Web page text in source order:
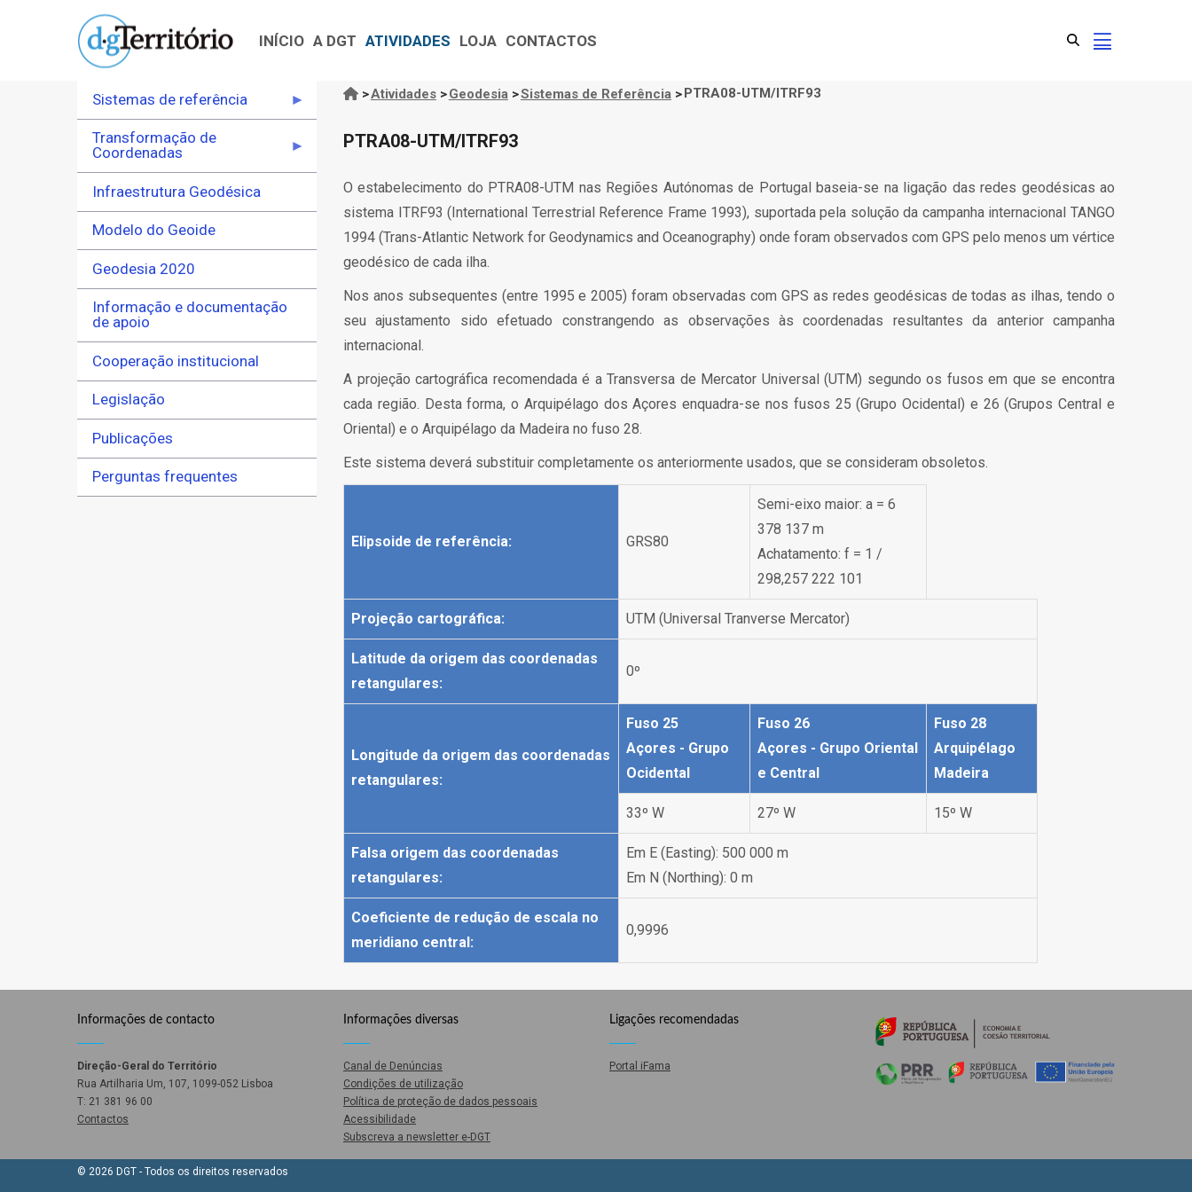
INÍCIO A DGT ATIVIDADES LOJA CONTACTOS
Navegação
estrutural
>Atividades>Geodesia>Sistemas de Referência>PTRA08-UTM/ITRF93
PTRA08-UTM/ITRF93
O estabelecimento do PTRA08-UTM nas Regiões Autónomas de Portugal baseia-se na ligação das redes geodésicas ao
sistema ITRF93 (International Terrestrial Reference Frame 1993), suportada pela solução da campanha internacional TANGO
1994 (Trans-Atlantic Network for Geodynamics and Oceanography) onde foram observados com GPS pelo menos um vértice
geodésico de cada ilha.
Nos anos subsequentes (entre 1995 e 2005) foram observadas com GPS as redes geodésicas de todas as ilhas, tendo o
seu ajustamento sido efetuado constrangendo as observações às coordenadas resultantes da anterior campanha
internacional.
A projeção cartográfica recomendada é a Transversa de Mercator Universal (UTM) segundo os fusos em que se encontra
cada região. Desta forma, o Arquipélago dos Açores enquadra-se nos fusos 25 (Grupo Ocidental) e 26 (Grupos Central e
Oriental) e o Arquipélago da Madeira no fuso 28.
Este sistema deverá substituir completamente os anteriormente usados, que se consideram obsoletos.
Elipsoide de referência: GRS80
Semi-eixo maior: a = 6
378 137 m
Achatamento: f = 1 /
298,257 222 101
Projeção cartográfica: UTM (Universal Tranverse Mercator)
Latitude da origem das coordenadas
retangulares:
0º
Longitude da origem das coordenadas
retangulares:
Fuso 25
Açores - Grupo
Ocidental
Fuso 26
Açores - Grupo Oriental
e Central
Fuso 28
Arquipélago
Madeira
33º W 27º W 15º W
Falsa origem das coordenadas
retangulares:
Em E (Easting): 500 000 m
Em N (Northing): 0 m
Coeficiente de redução de escala no
meridiano central:
0,9996
Sistemas de referência
Transformação de
Coordenadas
Infraestrutura Geodésica
Modelo do Geoide
Geodesia 2020
Informação e documentação
de apoio
Cooperação institucional
Legislação
Publicações
Perguntas frequentes
Informações de contacto
Direção-Geral do Território
Rua Artilharia Um, 107, 1099-052 Lisboa
T: 21 381 96 00
Contactos
Informações diversas
Canal de Denúncias
Condições de utilização
Política de proteção de dados pessoais
Acessibilidade
Subscreva a newsletter e-DGT
Ligações recomendadas
Portal iFama
© 2026 DGT - Todos os direitos reservados